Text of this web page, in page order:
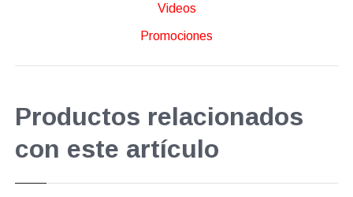
Videos
Promociones
Productos relacionados
con este artículo